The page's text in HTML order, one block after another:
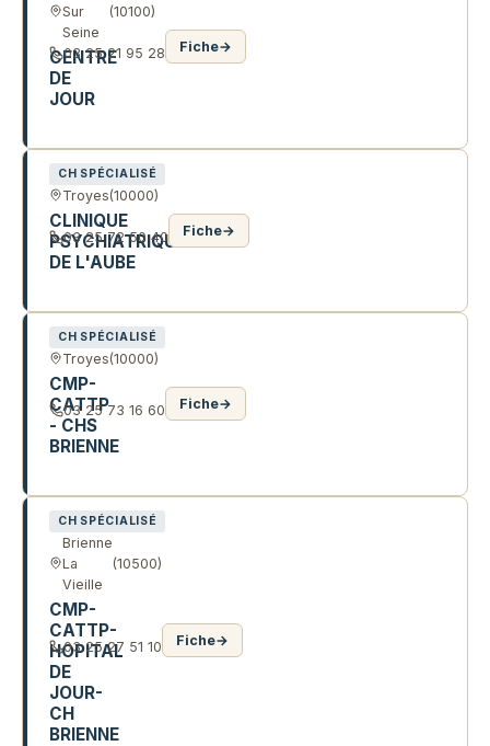
Sur
Seine
(10100)
CENTRE
DE
JOUR
03 25 21 95 28 Fiche→
CH SPÉCIALISÉ
Troyes(10000)
CLINIQUE
PSYCHIATRIQUE
DE L'AUBE
03 25 72 50 40 Fiche→
CH SPÉCIALISÉ
Troyes(10000)
CMP-
CATTP
- CHS
BRIENNE
03 25 73 16 60 Fiche→
CH SPÉCIALISÉ
Brienne
La
Vieille
(10500)
CMP-
CATTP-
HOPITAL
DE
JOUR-
CH
BRIENNE
03 25 27 51 10 Fiche→